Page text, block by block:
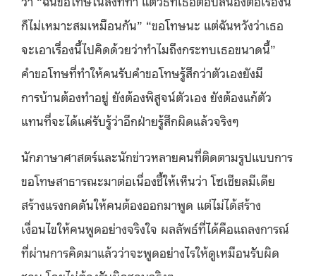
ก็ไม่เหมาะสมเหมือนกัน” “ขอโทษนะ แต่ฉันหวังว่าเธอ
จะเอาเรื่องนี้ไปคิดด้วยว่าทำไมถึงกระทบเธอขนาดนี้”
คำขอโทษที่ทำให้คนรับคำขอโทษรู้สึกว่าตัวเองยังมี
การบ้านต้องทำอยู่ ยังต้องพิสูจน์ตัวเอง ยังต้องแก้ตัว
แทนที่จะได้แค่รับรู้ว่าอีกฝ่ายรู้สึกผิดแล้วจริงๆ
นักภาษาศาสตร์และนักข่าวหลายคนที่ติดตามรูปแบบการ
ขอโทษสาธารณะมาต่อเนื่องชี้ให้เห็นว่า โซเชียลมีเดีย
สร้างแรงกดดันให้คนต้องออกมาพูด แต่ไม่ได้สร้าง
เงื่อนไขให้คนพูดอย่างจริงใจ ผลลัพธ์ที่ได้คือแถลงการณ์
ที่ผ่านการคิดมาแล้วว่าจะพูดอย่างไรให้ดูเหมือนรับผิด